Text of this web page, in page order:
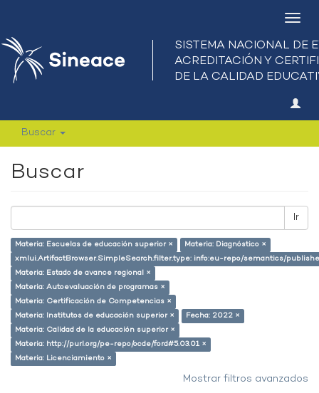
Buscar
Buscar
Ir
Materia: Escuelas de educación superior ×
Materia: Diagnóstico ×
xmlui.ArtifactBrowser.SimpleSearch.filter.type: info:eu-repo/semantics/
Materia: Estado de avance regional ×
Materia: Autoevaluación de programas ×
Materia: Certificación de Competencias ×
Materia: Institutos de educación superior ×
Fecha: 2022 ×
Materia: Calidad de la educación superior ×
Materia: http://purl.org/pe-repo/ocde/ford#5.03.01 ×
Materia: Licenciamiento ×
Mostrar filtros avanzados